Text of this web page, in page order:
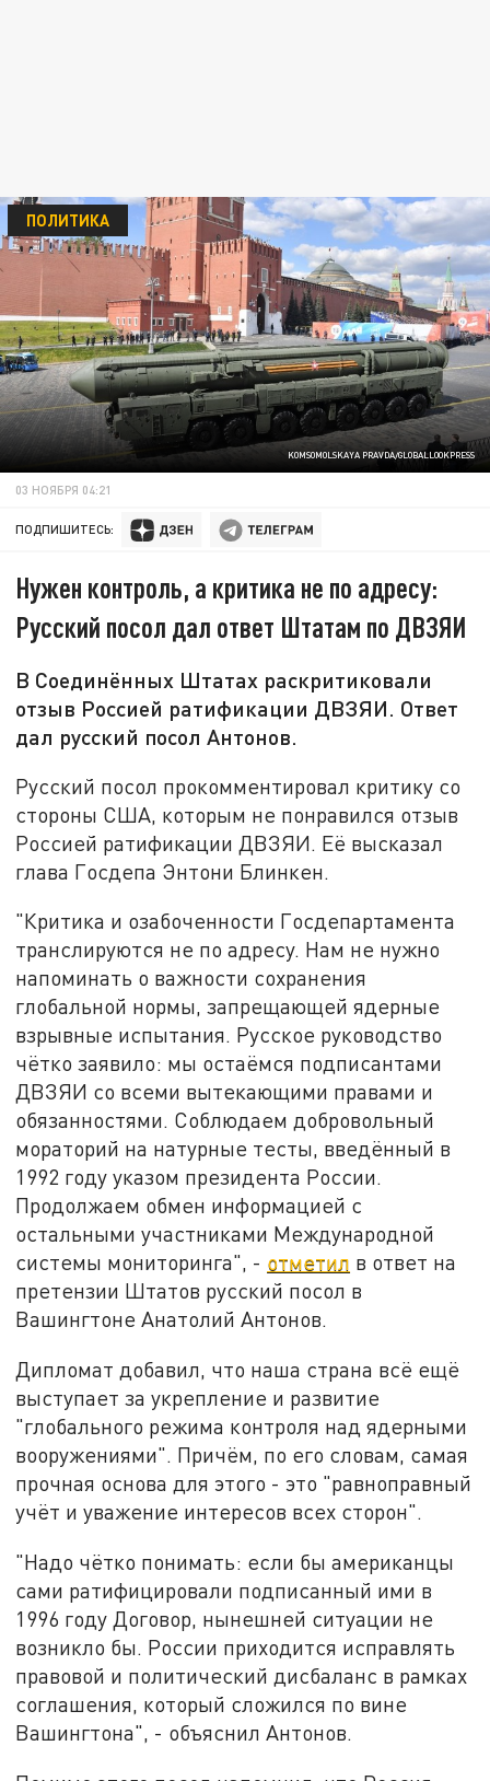
KOMSOMOLSKAYA PRAVDA/GLOBALLOOKPRESS
ПОЛИТИКА
03 НОЯБРЯ 04:21
ПОДПИШИТЕСЬ:
Нужен контроль, а критика не по адресу:
Русский посол дал ответ Штатам по ДВЗЯИ
В Соединённых Штатах раскритиковали
отзыв Россией ратификации ДВЗЯИ. Ответ
дал русский посол Антонов.
Русский посол прокомментировал критику со
стороны США, которым не понравился отзыв
Россией ратификации ДВЗЯИ. Её высказал
глава Госдепа Энтони Блинкен.
"Критика и озабоченности Госдепартамента
транслируются не по адресу. Нам не нужно
напоминать о важности сохранения
глобальной нормы, запрещающей ядерные
взрывные испытания. Русское руководство
чётко заявило: мы остаёмся подписантами
ДВЗЯИ со всеми вытекающими правами и
обязанностями. Соблюдаем добровольный
мораторий на натурные тесты, введённый в
1992 году указом президента России.
Продолжаем обмен информацией с
остальными участниками Международной
системы мониторинга", - отметил в ответ на
претензии Штатов русский посол в
Вашингтоне Анатолий Антонов.
Дипломат добавил, что наша страна всё ещё
выступает за укрепление и развитие
"глобального режима контроля над ядерными
вооружениями". Причём, по его словам, самая
прочная основа для этого - это "равноправный
учёт и уважение интересов всех сторон".
"Надо чётко понимать: если бы американцы
сами ратифицировали подписанный ими в
1996 году Договор, нынешней ситуации не
возникло бы. России приходится исправлять
правовой и политический дисбаланс в рамках
соглашения, который сложился по вине
Вашингтона", - объяснил Антонов.